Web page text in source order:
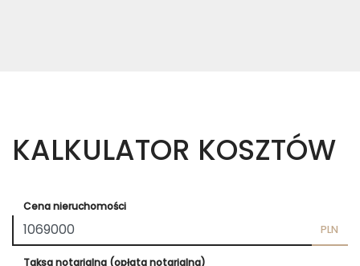
KALKULATOR KOSZTÓW
Cena nieruchomości
PLN
Taksa notarialna (opłata notarialna)